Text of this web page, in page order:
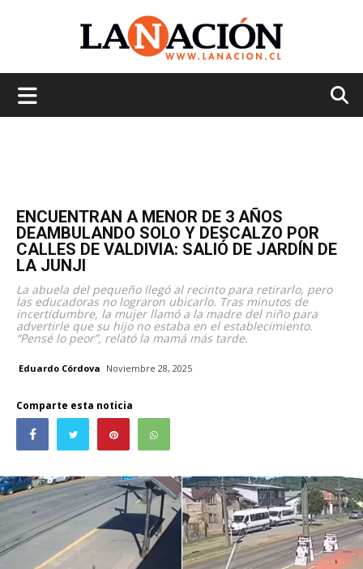
ENCUENTRAN A MENOR DE 3 AÑOS
DEAMBULANDO SOLO Y DESCALZO POR
CALLES DE VALDIVIA: SALIÓ DE JARDÍN DE
LA JUNJI
La abuela del pequeño llegó al recinto para retirarlo, pero
las educadoras no lograron ubicarlo. Tras minutos de
incertidumbre, la mujer llamó a la madre del niño para
advertirle que su hijo no estaba en el establecimiento.
“Pensé lo peor”, relató la mamá más tarde.
Eduardo Córdova Noviembre 28, 2025
Comparte esta noticia